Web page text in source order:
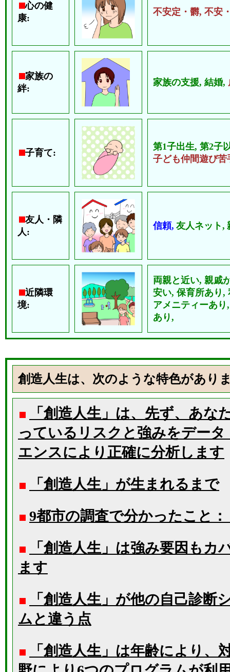
心の健
康:
不安定・欝, 不安
家族の
絆:
家族の支援, 結婚,
子育て:
第1子出生, 第2子
子ども仲間遊び
友人・隣
人:
信頼, 友人ネット,
近隣環
境:
両親と近い, 親戚
安い, 保育所あり,
アメニティーあ
あり,
創造人生は、次のような特色があり
「創造人生」は、先ず、あな
っているリスクと強みをデータ
エンスにより正確に分析します
「創造人生」が生まれるまで
9都市の調査で分かったこと
「創造人生」は強み要因もカ
ます
「創造人生」が他の自己診断
ムと違う点
「創造人生」は年齢により、